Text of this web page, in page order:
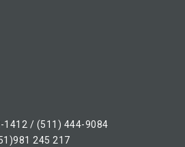
1412 / (511) 444-9084
245 217